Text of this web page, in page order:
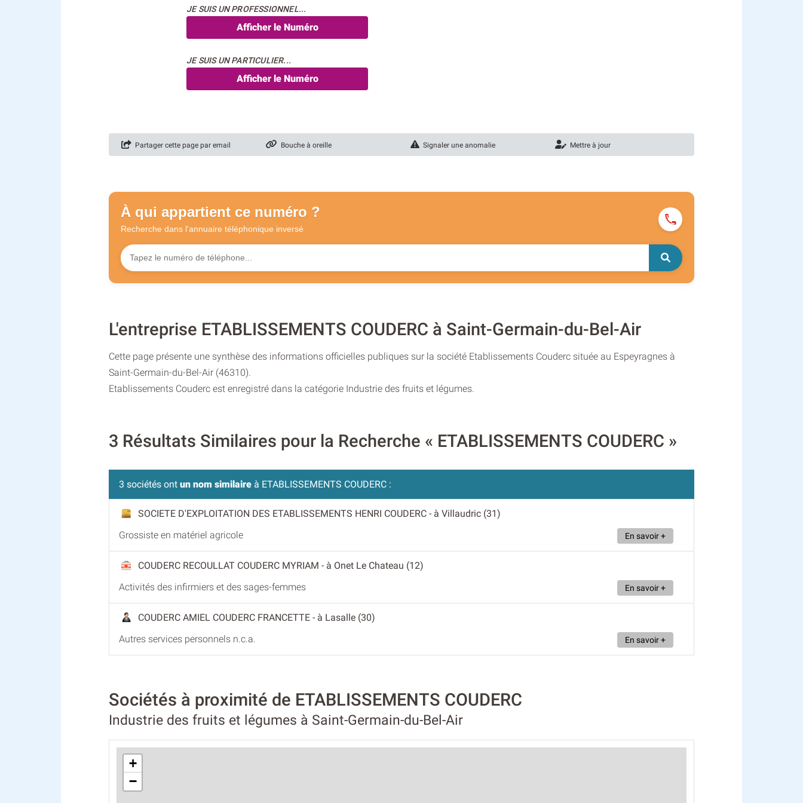
JE SUIS UN PROFESSIONNEL...
Afficher le Numéro
JE SUIS UN PARTICULIER...
Afficher le Numéro
Partager cette page par email Bouche à oreille Signaler une anomalie Mettre à jour
À qui appartient ce numéro ?
Recherche dans l'annuaire téléphonique inversé
L'entreprise ETABLISSEMENTS COUDERC à Saint-Germain-du-Bel-Air
Cette page présente une synthèse des informations officielles publiques sur la société Etablissements Couderc située au Espeyragnes à
Saint-Germain-du-Bel-Air (46310).
Etablissements Couderc est enregistré dans la catégorie Industrie des fruits et légumes.
3 Résultats Similaires pour la Recherche « ETABLISSEMENTS COUDERC »
3 sociétés ont un nom similaire à ETABLISSEMENTS COUDERC :
SOCIETE D'EXPLOITATION DES ETABLISSEMENTS HENRI COUDERC - à Villaudric (31)
Grossiste en matériel agricole
En savoir +
COUDERC RECOULLAT COUDERC MYRIAM - à Onet Le Chateau (12)
Activités des infirmiers et des sages-femmes
En savoir +
COUDERC AMIEL COUDERC FRANCETTE - à Lasalle (30)
Autres services personnels n.c.a.
En savoir +
Sociétés à proximité de ETABLISSEMENTS COUDERC
Industrie des fruits et légumes à Saint-Germain-du-Bel-Air
+
−